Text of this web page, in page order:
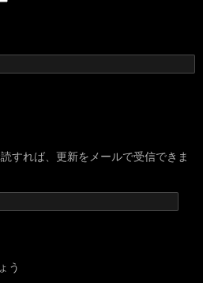
すれば、更新をメールで受信できま
う